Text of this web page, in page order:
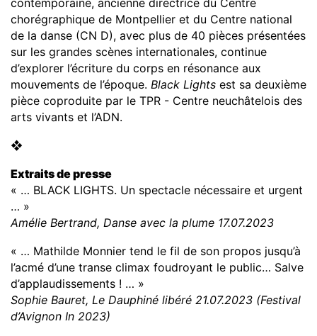
chorégraphique de Montpellier et du Centre national
de la danse (CN D), avec plus de 40 pièces présentées
sur les grandes scènes internationales, continue
d’explorer l’écriture du corps en résonance aux
mouvements de l’époque. Black Lights est sa deuxième
pièce coproduite par le TPR - Centre neuchâtelois des
arts vivants et l’ADN.
❖
Extraits de presse
« … BLACK LIGHTS. Un spectacle nécessaire et urgent
… »
Amélie Bertrand, Danse avec la plume 17.07.2023
« … Mathilde Monnier tend le fil de son propos jusqu’à
l’acmé d’une transe climax foudroyant le public… Salve
d’applaudissements ! … »
Sophie Bauret, Le Dauphiné libéré 21.07.2023 (Festival
d’Avignon In 2023)